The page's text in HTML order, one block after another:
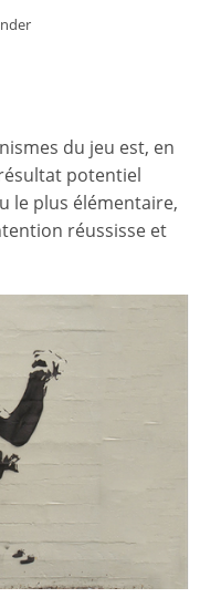
du jeu est, en
potentiel
le plus élémentaire,
réussisse et